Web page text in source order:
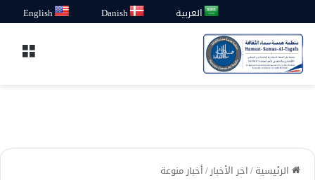
العربية Danish
English
الرئيسية/اخر الأخبار/أخبار منوعة